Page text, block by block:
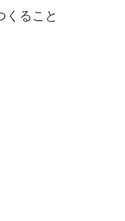
くること